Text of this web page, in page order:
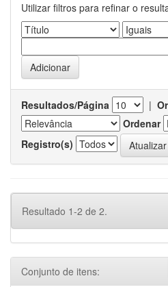
Utilizar filtros para refinar o
Resultados/Página |
Ordenar
Registro(s)
Resultado 1-2 de 2.
Conjunto de itens: